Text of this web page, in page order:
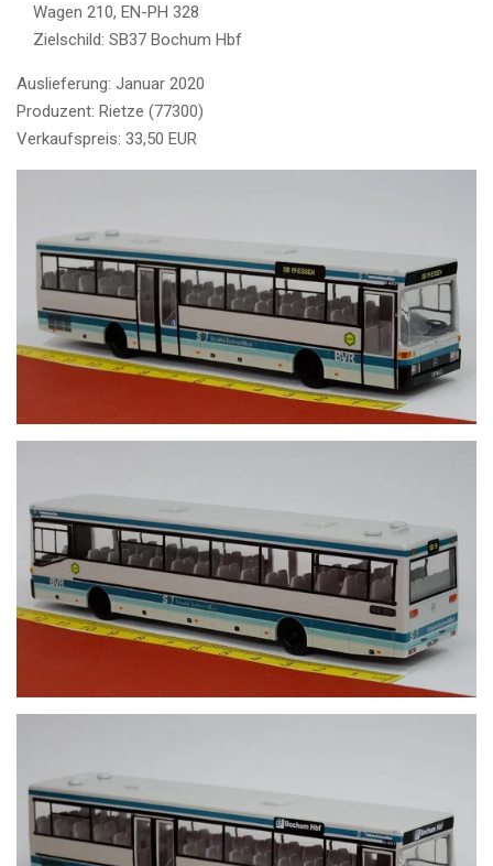
Wagen 210, EN-PH 328
Zielschild: SB37 Bochum Hbf
Auslieferung: Januar 2020
Produzent: Rietze (77300)
Verkaufspreis: 33,50 EUR